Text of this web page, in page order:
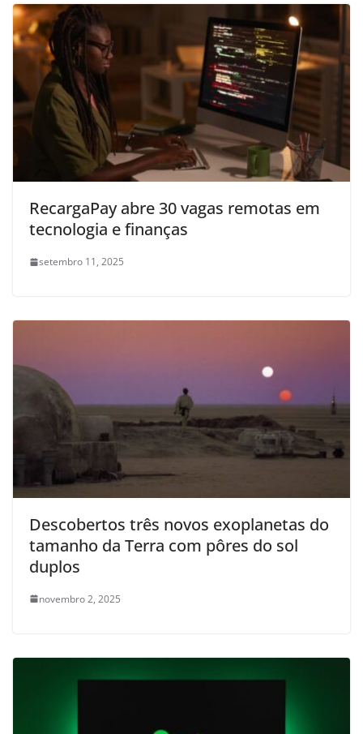
RecargaPay abre 30 vagas remotas em
tecnologia e finanças
setembro 11, 2025
Descobertos três novos exoplanetas do
tamanho da Terra com pôres do sol
duplos
novembro 2, 2025